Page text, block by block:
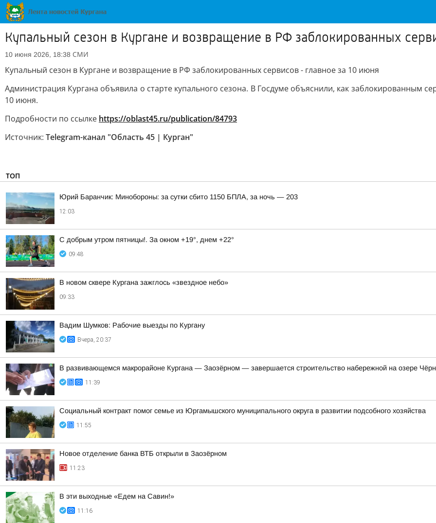
Купальный сезон в Кургане и возвращение в РФ заблокированных
10 июня 2026, 18:38 СМИ
Купальный сезон в Кургане и возвращение в РФ заблокированных сервисов - главное за 10 июня
Администрация Кургана объявила о старте купального сезона. В Госдуме объяснили, как заблокированным
10 июня.
Подробности по ссылке https://oblast45.ru/publication/84793
Источник: Telegram-канал "Область 45 | Курган"
ТОП
Юрий Баранчик: Минобороны: за сутки сбито 1150 БПЛА, за ночь — 203
12:03
С добрым утром пятницы!. За окном +19°, днем +22°
09:48
В новом сквере Кургана зажглось «звездное небо»
09:33
Вадим Шумков: Рабочие выезды по Кургану
Вчера, 20:37
В развивающемся макрорайоне Кургана — Заозёрном — завершается строительство набережной на озере
11:39
Социальный контракт помог семье из Юргамышского муниципального округа в развитии подсобного хозяйства
11:55
Новое отделение банка ВТБ открыли в Заозёрном
11:23
В эти выходные «Едем на Савин!»
11:16